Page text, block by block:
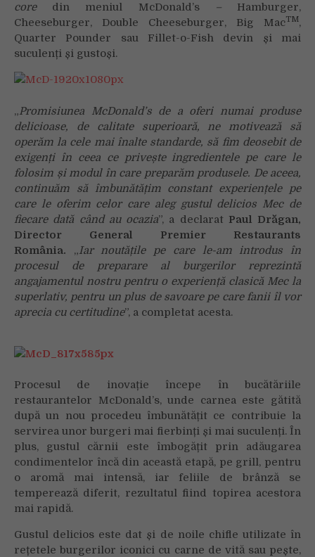
coredin meniul McDonald’s– Hamburger,
Cheeseburger, Double Cheeseburger, Big MacTM,
Quarter Pounder sau Fillet-o-Fish devin și mai
suculenți și gustoși.
„Promisiunea McDonald’s de a oferi numai produse
delicioase, de calitate superioară, ne motivează să
operăm la cele mai înalte standarde, să fim deosebit de
exigenți în ceea ce privește ingredientele pe care le
folosim și modul în care preparăm produsele. De aceea,
continuăm să îmbunătățim constant experiențele pe
care le oferim celor care aleg gustul delicios Mec de
fiecare dată când au ocazia”, a declarat Paul Drăgan,
Director General Premier Restaurants
România. „Iar noutățile pe care le-am introdus în
procesul de preparare al burgerilor reprezintă
angajamentul nostru pentru o experiență clasică Mec la
superlativ, pentru un plus de savoare pe care fanii îl vor
aprecia cu certitudine”, a completat acesta.
Procesul de inovație începe în bucătăriile
restaurantelor McDonald’s, unde carnea este gătită
după un nou procedeu îmbunătățit ce contribuie la
servirea unor burgeri mai fierbinți și mai suculenți. În
plus, gustul cărnii este îmbogățit prin adăugarea
condimentelor încă din această etapă, pe grill, pentru
o aromă mai intensă, iar feliile de brânză se
temperează diferit, rezultatul fiind topirea acestora
mai rapidă.
Gustul delicios este dat și de noile chifle utilizate în
rețetele burgerilor iconici cu carne de vită sau pește,